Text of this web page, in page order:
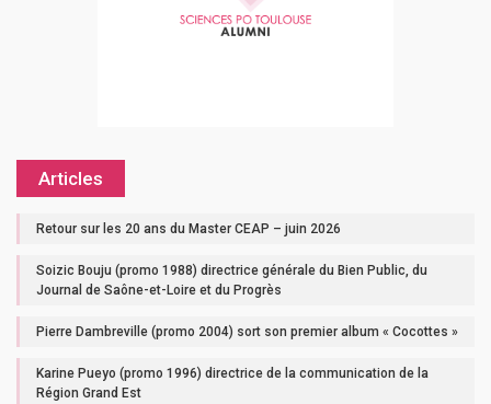
Articles
Retour sur les 20 ans du Master CEAP – juin 2026
Soizic Bouju (promo 1988) directrice générale du Bien Public, du
Journal de Saône-et-Loire et du Progrès
Pierre Dambreville (promo 2004) sort son premier album « Cocottes »
Karine Pueyo (promo 1996) directrice de la communication de la
Région Grand Est